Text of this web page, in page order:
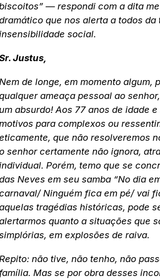
— respondi com a dita
que nos alerta a todos
social.
Justus,
de longe, em momento algum,
ameaça pessoal ao
um absurdo! Aos 77 anos de idade
para complexos ou
que não resolveremos
senhor certamente não ignora,
Porém, temo que se
Neves em seu samba “No dia
Ninguém fica em pé/ vai
tragédias históricas, pode
quanto a situações que
em explosões de raiva.
não tive, não tenho, não
família. Mas se por obra desses